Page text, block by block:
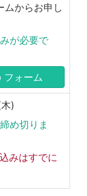
ムからお申し
が必要で
フォーム
)
め切りま
みはすでに